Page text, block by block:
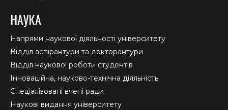
НАУКА
Напрями наукової діяльності університету
Відділ аспірантури та докторантури
Відділ наукової роботи студентів
Інноваційна, науково-технічна діяльність
Спеціалізовані вчені ради
Наукові видання університету